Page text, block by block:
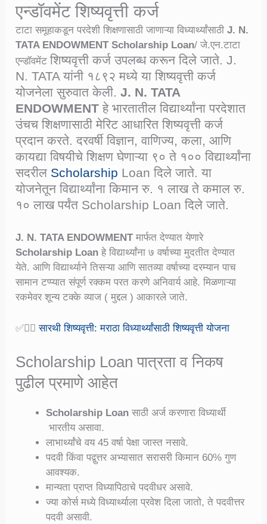
एन्डॉवमेंटशिष्यवृत्ती कर्ज
टाटा समूहाकडून परदेशी शिक्षणासाठी जाणाऱ्या विध्यार्थ्यांसाठीJ. N.
TATA ENDOWMENT Scholarship Loan/ जे.एन.टाटा
एन्डॉवमेंटशिष्यवृत्ती कर्ज उपलब्ध करून दिले जाते. J.
N. TATA यांनी १८९२ मध्ये या शिष्यवृत्ती कर्ज
योजनेला सुरुवात केली.J. N. TATA
ENDOWMENT हे भारतातील विद्यार्थ्यांना परदेशात
उंचच शिक्षणासाठी मेरिट आधारित शिष्यवृत्ती कर्ज
प्रदान करते. दरवर्षी विज्ञान, वाणिज्य, कला, आणि
कायद्या विषयीचे शिक्षण घेणाऱ्या ९० ते १०० विद्यार्थ्यांना
सदरील Scholarship Loan दिले जाते. या
योजनेतून विद्यार्थ्यांना किमान रु. १ लाख ते कमाल रु.
१० लाख पर्यंत Scholarship Loan दिले जाते.
J. N. TATA ENDOWMENTमार्फत देण्यात येणारे
Scholarship Loan हे विद्यार्थ्यांना ७ वर्षाच्या मुदतीत देण्यात
येते. आणि विद्यार्थ्याने तिसऱ्या आणि सातव्या वर्षाच्या दरम्यान पाच
सामान टप्प्यात संपूर्ण रक्कम परत करणे अनिवार्य आहे. मिळणाऱ्या
रकमेवर शून्य टक्के व्याज ( मुद्दल ) आकारले जाते.
✅👉🏻सारथी शिष्यवृत्ती: मराठा विध्यार्थ्यांसाठी शिष्यवृत्ती योजना
Scholarship Loan पात्रता व निकष
पुढील प्रमाणे आहेत
Scholarship Loan साठी अर्ज करणारा विध्यार्थी
भारतीय असावा.
लाभार्थ्यांचे वय 45 वर्षा पेक्षा जास्त नसावे.
पदवी किंवा पद्वुत्तर अभ्यासात सरासरी किमान 60% गुण
आवश्यक.
मान्यता प्राप्त विध्यापिठाचे पदवीधर असावे.
ज्या कोर्स मध्ये विध्यार्थ्याला प्रवेश दिला जातो, ते पदवीत्तर
पदवी असावी.